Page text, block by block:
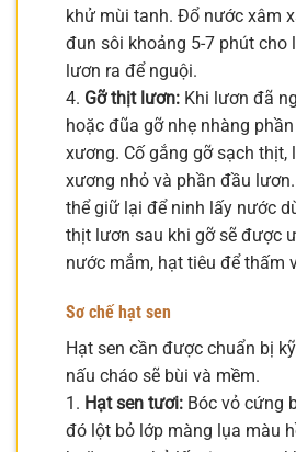
khử mùi tanh. Đổ nước xâm
đun sôi khoảng 5-7 phút cho
lươn ra để nguội.
4. Gỡ thịt lươn: Khi lươn đã
hoặc đũa gỡ nhẹ nhàng
xương. Cố gắng gỡ sạch thịt,
xương nhỏ và phần đầu
thể giữ lại để ninh lấy nước
thịt lươn sau khi gỡ sẽ được
nước mắm, hạt tiêu để thấm
Sơ chế hạt sen
Hạt sen cần được chuẩn bị
nấu cháo sẽ bùi và mềm.
1. Hạt sen tươi: Bóc vỏ cứng
đó lột bỏ lớp màng lụa màu